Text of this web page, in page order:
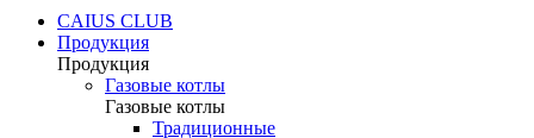
CAIUS CLUB
Продукция
Продукция
Газовые котлы
Газовые котлы
Традиционные